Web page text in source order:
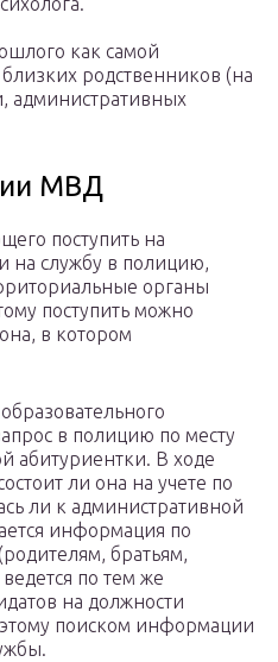
как самой
родственников (на
административных
МВД
поступить на
на службу в полицию,
органы
поступить можно
в котором
в полицию по месту
абитуриентки. В ходе
ли она на учете по
ли к административной
информация по
братьям,
по тем же
на должности
поиском информации